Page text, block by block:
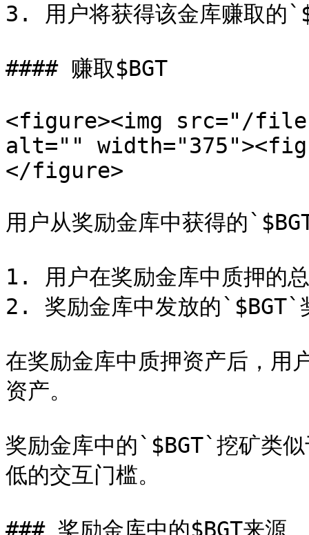
3. 用户将获得该金库赚取的
#### 赚取$BGT
<figure><img src="/files/
alt=""
</figure>
用户从奖励金库中获得的
1. 用户在奖励金库中质押的
2. 奖励金库中发放的`$BGT`
在奖励金库中质押资产后，用
资产。
奖励金库中的`$BGT`挖矿类
低的交互门槛。
### 奖励金库中的$BGT来源